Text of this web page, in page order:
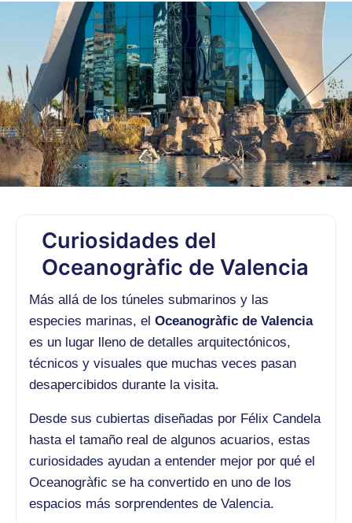
Curiosidades del
Oceanogràfic de Valencia
Más allá de los túneles submarinos y las
especies marinas, el Oceanogràfic de Valencia
es un lugar lleno de detalles arquitectónicos,
técnicos y visuales que muchas veces pasan
desapercibidos durante la visita.
Desde sus cubiertas diseñadas por Félix Candela
hasta el tamaño real de algunos acuarios, estas
curiosidades ayudan a entender mejor por qué el
Oceanogràfic se ha convertido en uno de los
espacios más sorprendentes de Valencia.